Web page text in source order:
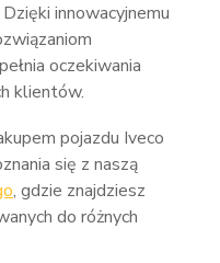
innowacyjnemu
oczekiwania
klientów.
pojazdu Iveco
się z naszą
, gdzie znajdziesz
do różnych